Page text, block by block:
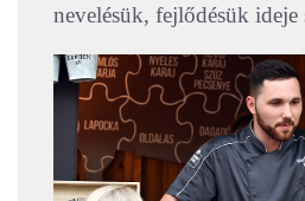
nevelésük, fejlődésük ideje